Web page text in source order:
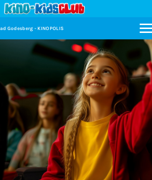
Godesberg - KINOPOLIS